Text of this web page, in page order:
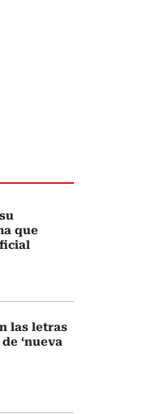
que
las letras
‘nueva